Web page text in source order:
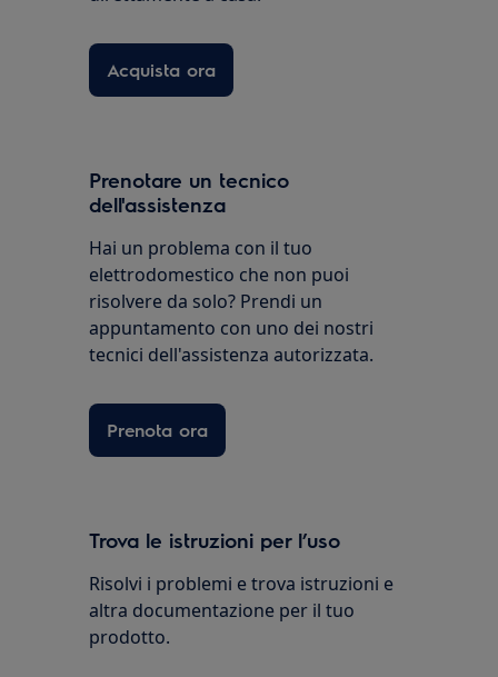
Acquista ora
Prenotare un tecnico
dell'assistenza
Hai un problema con il tuo
elettrodomestico che non puoi
risolvere da solo? Prendi un
appuntamento con uno dei nostri
tecnici dell'assistenza autorizzata.
Prenota ora
Trova le istruzioni per l’uso
Risolvi i problemi e trova istruzioni e
altra documentazione per il tuo
prodotto.